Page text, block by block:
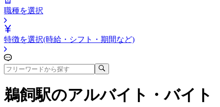
職種を選択
特徴を選択(時給・シフト・期間など)
鵜飼駅のアルバイト・バイト